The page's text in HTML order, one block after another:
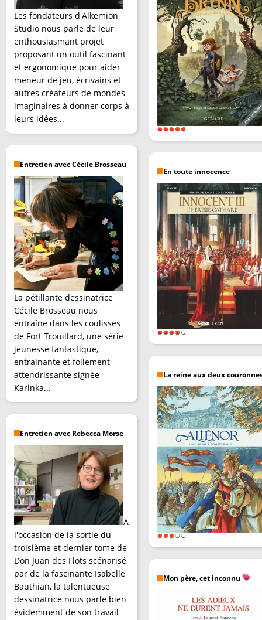
Les fondateurs d'Alkemion
Studio nous parle de leur
enthousiasmant projet
proposant un outil fascinant
et ergonomique pour aider
meneur de jeu, écrivains et
autres créateurs de mondes
imaginaires à donner corps à
leurs idées...
Entretien avec Cécile Brosseau
La pétillante dessinatrice
Cécile Brosseau nous
entraîne dans les coulisses
de Fort Trouillard, une série
jeunesse fantastique,
entrainante et follement
attendrissante signée
Karinka...
Entretien avec Rebecca Morse
A
l'occasion de la sortie du
troisième et dernier tome de
Don Juan des Flots scénarisé
par de la fascinante Isabelle
Bauthian, la talentueuse
dessinatrice nous parle bien
évidemment de son travail
En toute innocence
La reine aux deux
Mon père, cet inconnu